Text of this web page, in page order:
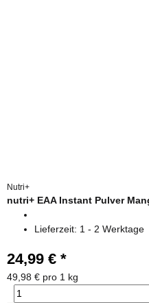
Nutri+
nutri+ EAA Instant Pulver
Lieferzeit: 1 - 2 Werktage
24,99 € *
49,98 € pro 1 kg